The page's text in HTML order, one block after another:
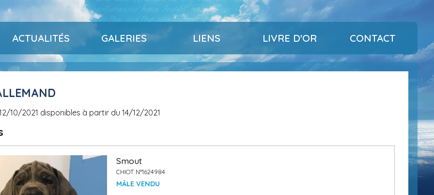
ACTUALITÉS GALERIES LIENS LIVRE D'OR CONTACT
12/10/2021 disponibles à partir du 14/12/2021
Smout
CHIOT N°1624984
MÂLE VENDU